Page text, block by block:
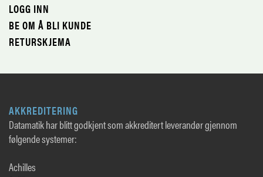
LOGG INN
BE OM Å BLI KUNDE
RETURSKJEMA
AKKREDITERING
Datamatik har blitt godkjent som akkreditert leverandør gjennom
følgende systemer:
Achilles